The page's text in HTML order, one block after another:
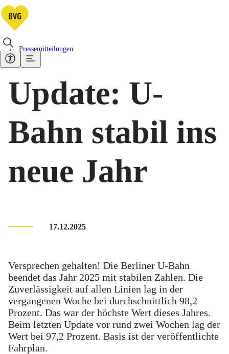
Pressemitteilungen
Update: U-
Bahn stabil ins
neue Jahr
17.12.2025
Versprechen gehalten! Die Berliner U-Bahn
beendet das Jahr 2025 mit stabilen Zahlen. Die
Zuverlässigkeit auf allen Linien lag in der
vergangenen Woche bei durchschnittlich 98,2
Prozent. Das war der höchste Wert dieses Jahres.
Beim letzten Update vor rund zwei Wochen lag der
Wert bei 97,2 Prozent. Basis ist der veröffentlichte
Fahrplan.